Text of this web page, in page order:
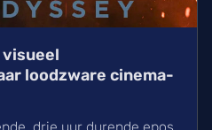
visueel
loodzware cinema-